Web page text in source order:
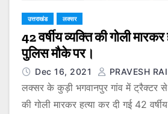
उत्तराखंड लक्सर
42 वर्षीय व्यक्ति की गोली
पुलिस मौके पर।
Dec 16, 2021 PRAVESH RAI
लक्सर के कुड़ी भगवानपुर गांव में ट्रैक्टर
की गोली मारकर हत्या कर दी गई 42